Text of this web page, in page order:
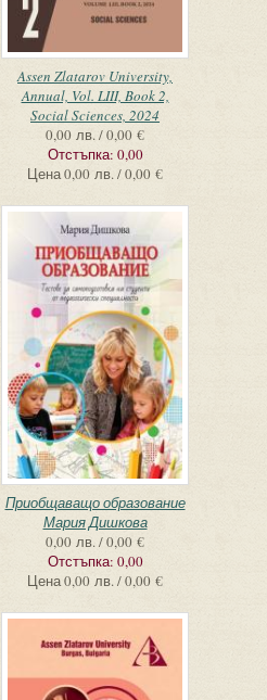
Assen Zlatarov University,
Annual, Vol. LIII, Book 2,
Social Sciences, 2024
0,00 лв. / 0,00 €
Отстъпка: 0,00
Цена0,00 лв. / 0,00 €
Приобщаващо образование
Мария Дишкова
0,00 лв. / 0,00 €
Отстъпка: 0,00
Цена0,00 лв. / 0,00 €